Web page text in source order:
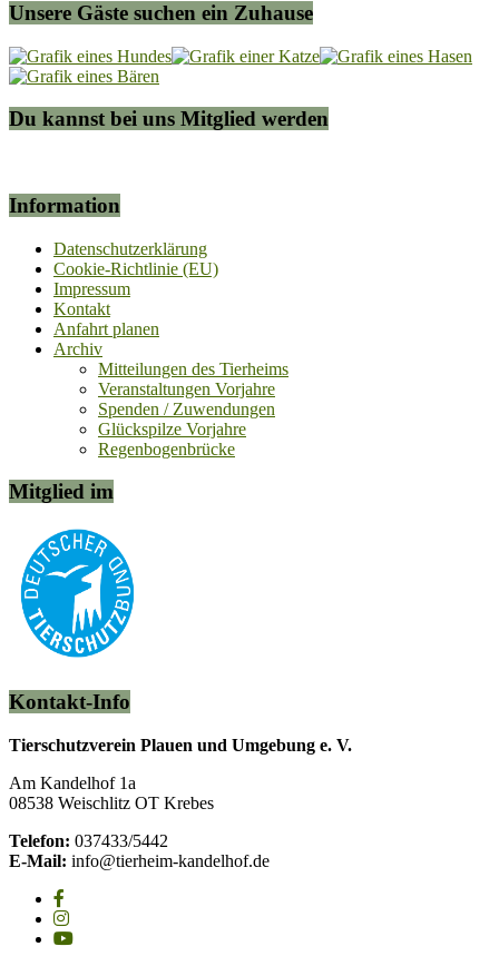
Unsere Gäste suchen ein Zuhause
Du kannst bei uns Mitglied werden
Information
Datenschutzerklärung
Cookie-Richtlinie (EU)
Impressum
Kontakt
Anfahrt planen
Archiv
Mitteilungen des Tierheims
Veranstaltungen Vorjahre
Spenden / Zuwendungen
Glückspilze Vorjahre
Regenbogenbrücke
Mitglied im
Kontakt-Info
Tierschutzverein Plauen und Umgebung e. V.
Am Kandelhof 1a
08538 Weischlitz OT Krebes
Telefon: 037433/5442
E-Mail: info@tierheim-kandelhof.de